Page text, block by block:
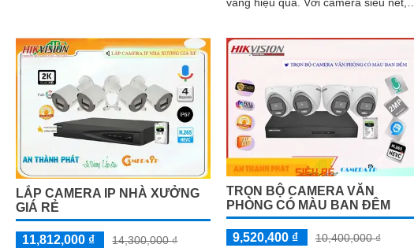
vàng hiệu quả. Với camera siêu nét,
nét, cho phép quan sát chi tiết từng
góc độ
LẮP CAMERA IP NHÀ XƯỞNG
GIÁ RẺ
11,812,000 ₫
14,300,000 ₫
TRỌN BỘ CAMERA VĂN
PHÒNG CÓ MÀU BAN ĐÊM
9,520,400 ₫
10,400,000 ₫